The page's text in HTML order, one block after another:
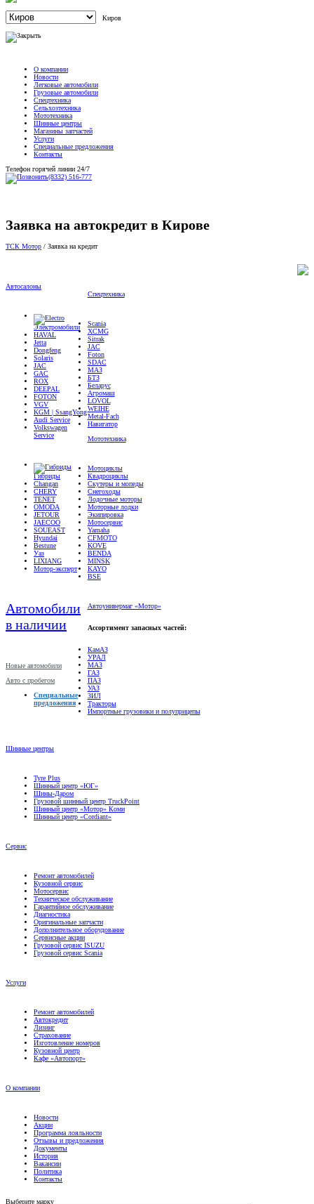
Новости
Легковые автомобили
Грузовые автомобили
Спецтехника
Сельхозтехника
Мототехника
Шинные центры
Магазины запчастей
Услуги
Специальные предложения
Контакты
Телефон горячей линии 24/7
(8332) 516-777
Электромобили
HAVAL
Jetta
Dongfeng
Solaris
JAC
GAC
ROX
DEEPAL
FOTON
VGV
KGM | SsangYong
Audi Service
Volkswagen
Service
Гибриды
Changan
CHERY
TENET
OMODA
JETOUR
JAECOO
SOUEAST
Hyundai
Bestune
Уаз
LIXIANG
Мотор-эксперт
в наличии
Авто с пробегом
Специальные
предложения
XCMG
Sitrak
JAC
Foton
SDAC
МАЗ
БТЗ
Беларус
Агромаш
LOVOL
WEIHE
Metal-Fach
Навигатор
Мототехника
Квадроциклы
Скутеры и мопеды
Снегоходы
Лодочные моторы
Моторные лодки
Экипировка
Мотосервис
Yamaha
CFMOTO
KOVE
BENDA
MINSK
KAYO
BSE
УРАЛ
МАЗ
ГАЗ
ПАЗ
УАЗ
ЗИЛ
Тракторы
Импортные грузовики и полуприцепы
Шинный центр «ЮГ»
Шины-Даром
Грузовой шинный центр TruckPoint
Шинный центр «Мотор» Коми
Шинный центр «Cordiant»
Кузовной сервис
Мотосервис
Техническое обслуживание
Гарантийное обслуживание
Диагностика
Оригинальные запчасти
Дополнительное оборудование
Сервисные акции
Грузовой сервис ISUZU
Грузовой сервис Scania
Автокредит
Лизинг
Страхование
Изготовление номеров
Кузовной центр
Кафе «Автопорт»
Акции
Программа лояльности
Отзывы и предложения
Документы
История
Вакансии
Политика
Контакты